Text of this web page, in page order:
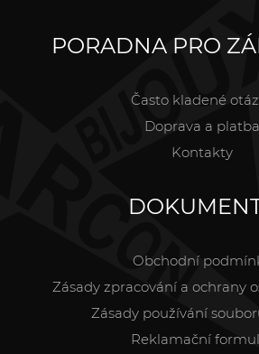
PORADNA PRO
Často kladené
Doprava a platba
Kontakty
Obchodní
Zásady zpracování a ochrany
Zásady používání
Reklamační